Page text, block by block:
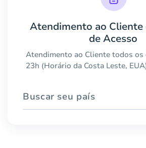
Atendimento ao Cliente
de Acesso
Atendimento ao Cliente todos os
23h (Horário da Costa Leste,
Buscar seu país